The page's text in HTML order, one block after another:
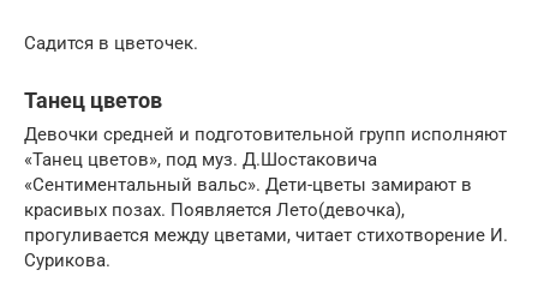
Садится в цветочек.
Танец цветов
Девочки средней и подготовительной групп исполняют
«Танец цветов», под муз. Д.Шостаковича
«Сентиментальный вальс». Дети-цветы замирают в
красивых позах. Появляется Лето(девочка),
прогуливается между цветами, читает стихотворение И.
Сурикова.